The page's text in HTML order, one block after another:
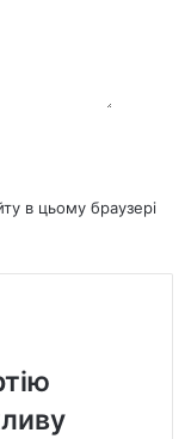
в цьому браузері